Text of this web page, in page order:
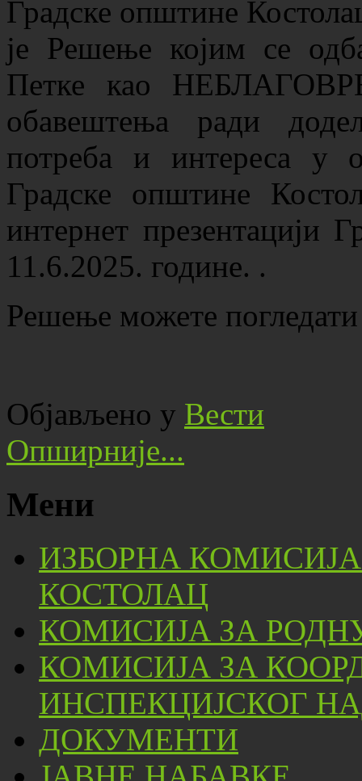
Градске општине
је Решење којим се
Петке као
обавештења ради
потреба и интереса у
Градске општине
интернет презентацији
11.6.2025. године. .
Решење можете
Објављено у Вести
Опширније...
Мени
ИЗБОРНА
КОСТОЛАЦ
КОМИСИЈА ЗА
КОМИСИЈА ЗА
ИНСПЕКЦИЈСКОГ
ДОКУМЕНТИ